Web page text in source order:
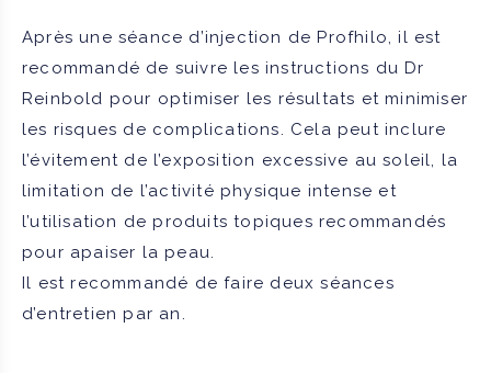
Après une séance d’injection de Profhilo, il est
recommandé de suivre les instructions du Dr
Reinbold pour optimiser les résultats et minimiser
les risques de complications. Cela peut inclure
l’évitement de l’exposition excessive au soleil, la
limitation de l’activité physique intense et
l’utilisation de produits topiques recommandés
pour apaiser la peau.
Il est recommandé de faire deux séances
d’entretien par an.